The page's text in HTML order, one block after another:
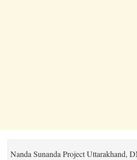
Nanda Sunanda Project Uttarakhand,